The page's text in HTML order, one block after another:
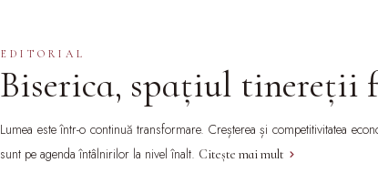
EDITORIAL
Biserica, spațiul tinereții
Lumea este într-o continuă transformare. Creșterea și competitivitatea
sunt pe agenda întâlnirilor la nivel înalt. Citește mai mult